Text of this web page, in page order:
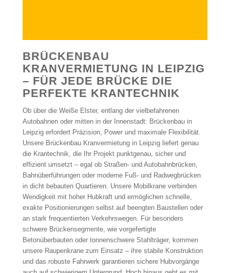
BRÜCKENBAU
KRANVERMIETUNG IN LEIPZIG
– FÜR JEDE BRÜCKE DIE
PERFEKTE KRANTECHNIK
Ob über die Weiße Elster, entlang der vielbefahrenen
Autobahnen oder mitten in der Innenstadt: Brückenbau in
Leipzig erfordert Präzision, Power und maximale Flexibilität.
Unsere Brückenbau Kranvermietung in Leipzig liefert genau
die Krantechnik, die Ihr Projekt punktgenau, sicher und
effizient umsetzt – egal ob Straßen- und Autobahnbrücken,
Bahnüberführungen oder moderne Fuß- und Radwegbrücken
in dicht bebauten Quartieren. Unsere Mobilkrane verbinden
Wendigkeit mit hoher Hubkraft und ermöglichen schnelle,
exakte Positionierungen selbst auf beengten Baustellen oder
an stark frequentierten Verkehrswegen. Für besonders
schwere Brückensegmente, wie vorgefertigte
Betonüberbauten oder tonnenschwere Stahlträger, kommen
unsere Raupenkrane zum Einsatz – ihre stabile Konstruktion
und das robuste Fahrwerk garantieren sichere Hubvorgänge